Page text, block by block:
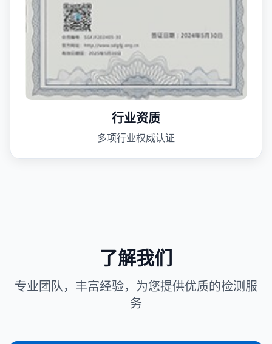
行业资质
多项行业权威认证
了解我们
专业团队，丰富经验，为您提供优质的检测服
务